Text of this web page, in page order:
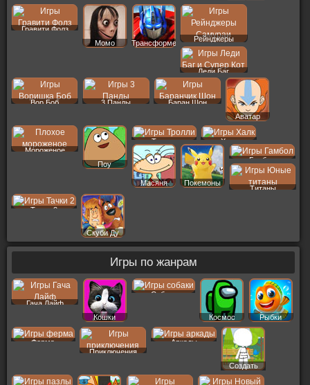
Гравити Фолз
Момо
Трансформеры
Рейнджеры
Леди Баг
Вор Боб 3 Панды
Баран Шон
Аватар
Мороженое
Поу
Тролли Халк
Масяня Покемоны
Гамбол
Титаны
Тачки 2
Скуби Ду
Игры по жанрам
Гача Лайф
Кошки
Собаки
Космос Рыбки
Ферма
Приключения
Аркады
Создать
Пер